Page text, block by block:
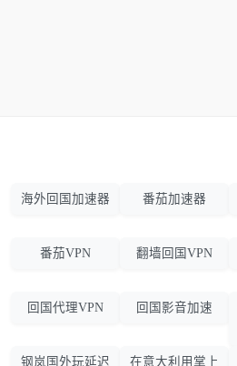
海外回国加速器 番茄加速器
番茄VPN 翻墙回国VPN
回国代理VPN 回国影音加速
钢岚国外玩延迟 在意大利用掌上